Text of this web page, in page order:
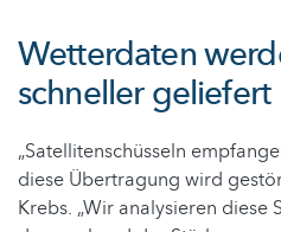
Wetterdaten
schneller geliefert
„Satellitenschüsseln
diese Übertragung wird
Krebs. „Wir analysieren diese